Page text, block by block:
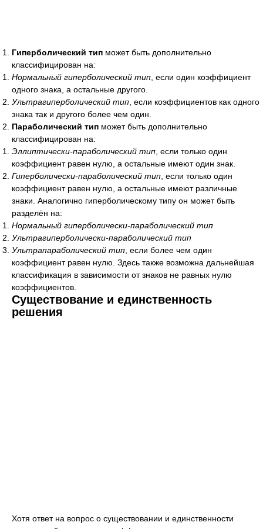
Гиперболический тип может быть дополнительно
классифицирован на:
Нормальный гиперболический тип , если один коэффициент
одного знака, а остальные другого.
Ультрагиперболический тип , если коэффициентов как одного
знака так и другого более чем один.
Параболический тип может быть дополнительно
классифицирован на:
Эллиптически-параболический тип , если только один
коэффициент равен нулю, а остальные имеют один знак.
Гиперболически-параболический тип , если только один
коэффициент равен нулю, а остальные имеют различные
знаки. Аналогично гиперболическому типу он может быть
разделён на:
Нормальный гиперболически-параболический тип
Ультрагиперболически-параболический тип
Ультрапараболический тип , если более чем один
коэффициент равен нулю. Здесь также возможна дальнейшая
классификация в зависимости от знаков не равных нулю
коэффициентов.
Существование и единственность
решения
Хотя ответ на вопрос о существовании и единственности